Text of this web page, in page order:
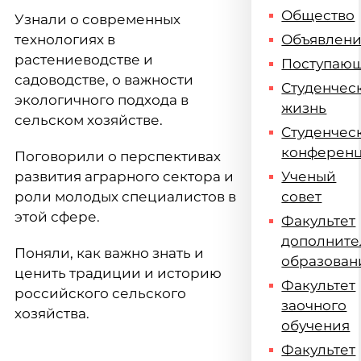
Узнали о современных
технологиях в
растениеводстве и
садоводстве, о важности
экологичного подхода в
сельском хозяйстве.
Поговорили о перспективах
развития аграрного сектора и
роли молодых специалистов в
этой сфере.
Поняли, как важно знать и
ценить традиции и историю
российского сельского
хозяйства.
Общество
жизнь
Ученый
совет
Факультет
Факультет
заочного
обучения
Факультет